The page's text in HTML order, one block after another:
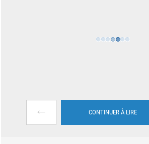
← CONTINUER À LIRE